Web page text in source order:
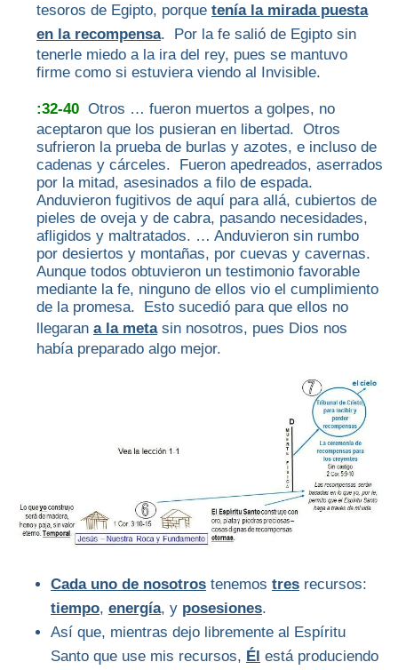
tesoros de Egipto, porque tenía la mirada puesta
en la recompensa. Por la fe salió de Egipto sin
tenerle miedo a la ira del rey, pues se mantuvo
firme como si estuviera viendo al Invisible.
:32-40 Otros … fueron muertos a golpes, no
aceptaron que los pusieran en libertad. Otros
sufrieron la prueba de burlas y azotes, e incluso de
cadenas y cárceles. Fueron apedreados, aserrados
por la mitad, asesinados a filo de espada.
Anduvieron fugitivos de aquí para allá, cubiertos de
pieles de oveja y de cabra, pasando necesidades,
afligidos y maltratados. … Anduvieron sin rumbo
por desiertos y montañas, por cuevas y cavernas.
Aunque todos obtuvieron un testimonio favorable
mediante la fe, ninguno de ellos vio el cumplimiento
de la promesa. Esto sucedió para que ellos no
llegaran a la metasin nosotros, pues Dios nos
había preparado algo mejor.
Cada uno de nosotros tenemos tres recursos:
tiempo, energía, y posesiones.
Así que, mientras dejo libremente al Espíritu
Santo que use mis recursos, Él está produciendo